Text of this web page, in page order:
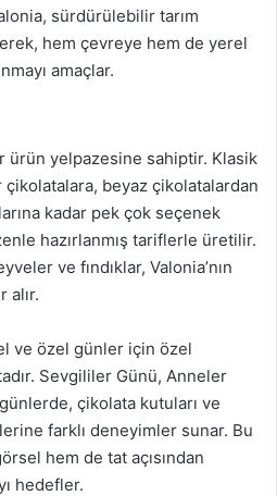
sürdürülebilir tarım
hem çevreye hem de yerel
amaçlar.
ürün yelpazesine sahiptir. Klasik
beyaz çikolatalardan
kadar pek çok seçenek
hazırlanmış tariflerle üretilir.
ve fındıklar, Valonia’nın
alır.
ve özel günler için özel
Sevgililer Günü, Anneler
çikolata kutuları ve
farklı deneyimler sunar. Bu
hem de tat açısından
hedefler.